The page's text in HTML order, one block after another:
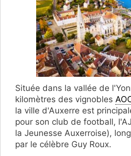
Située dans la vallée de
kilomètres des vignobles
la ville d'Auxerre est
pour son club de football,
la Jeunesse Auxerroise),
par le célèbre Guy Roux.